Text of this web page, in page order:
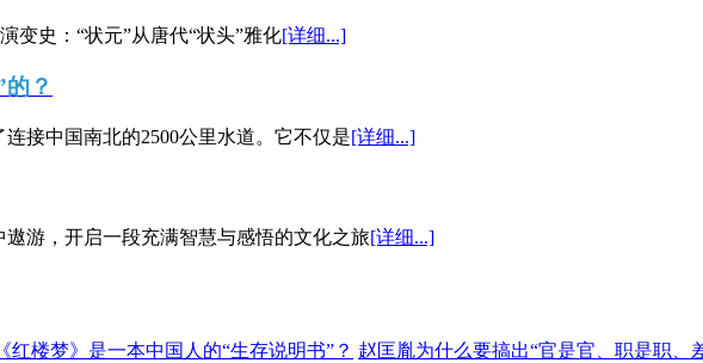
变史：“状元”从唐代“状头”雅化[详细...]
？
接中国南北的2500公里水道。它不仅是[详细...]
游，开启一段充满智慧与感悟的文化之旅[详细...]
红楼梦》是一本中国人的“生存说明书”？ 赵匡胤为什么要搞出“官是官、职是职、